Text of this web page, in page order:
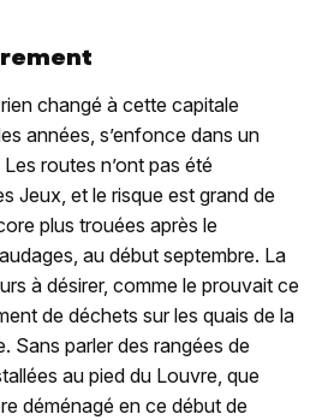
rien changé à cette capitale
années, s’enfonce dans un
routes n’ont pas été
Jeux, et le risque est grand de
plus trouées après le
au début septembre. La
à désirer, comme le prouvait ce
de déchets sur les quais de la
Sans parler des rangées de
au pied du Louvre, que
déménagé en ce début de